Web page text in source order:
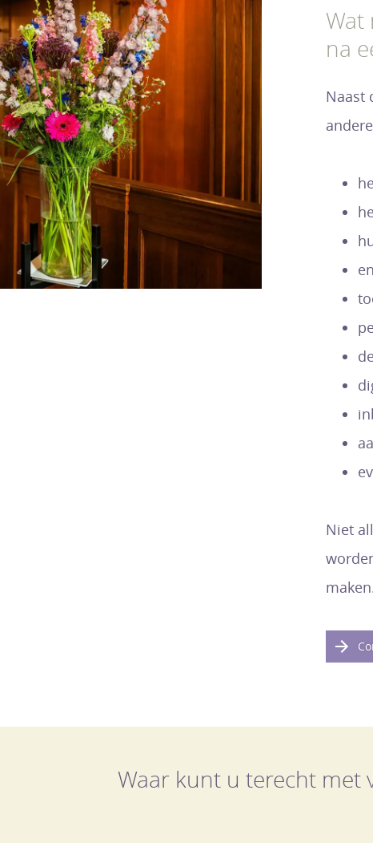
Wat
na
Naast
Niet
Waar kunt u terecht met